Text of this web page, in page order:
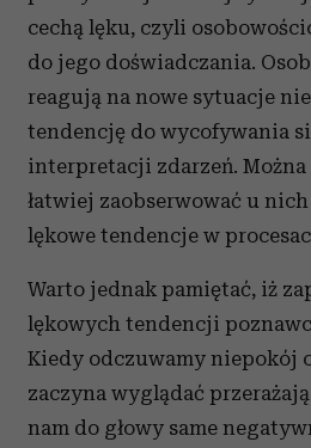
cechą lęku, czyli
do jego doświadczania.
reagują na nowe sytuacje
tendencję do wycofywania
interpretacji zdarzeń.
łatwiej zaobserwować u
lękowe tendencje w
Warto jednak pamiętać, iż
lękowych tendencji
Kiedy odczuwamy niepokój
zaczyna wyglądać
nam do głowy same